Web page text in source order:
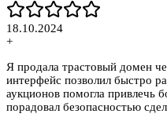
18.10.2024
+
Я продала трастовый домен
интерфейс позволил быстро
аукционов помогла привлечь
порадовал безопасностью